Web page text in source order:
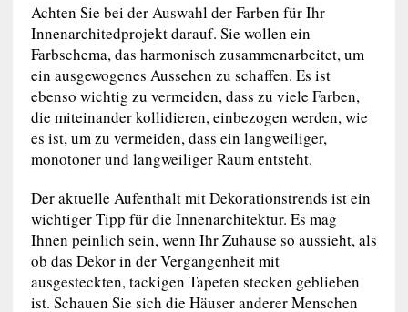
Achten Sie bei der Auswahl der Farben für Ihr
Innenarchitedprojekt darauf. Sie wollen ein
Farbschema, das harmonisch zusammenarbeitet, um
ein ausgewogenes Aussehen zu schaffen. Es ist
ebenso wichtig zu vermeiden, dass zu viele Farben,
die miteinander kollidieren, einbezogen werden, wie
es ist, um zu vermeiden, dass ein langweiliger,
monotoner und langweiliger Raum entsteht.
Der aktuelle Aufenthalt mit Dekorationstrends ist ein
wichtiger Tipp für die Innenarchitektur. Es mag
Ihnen peinlich sein, wenn Ihr Zuhause so aussieht, als
ob das Dekor in der Vergangenheit mit
ausgesteckten, tackigen Tapeten stecken geblieben
ist. Schauen Sie sich die Häuser anderer Menschen